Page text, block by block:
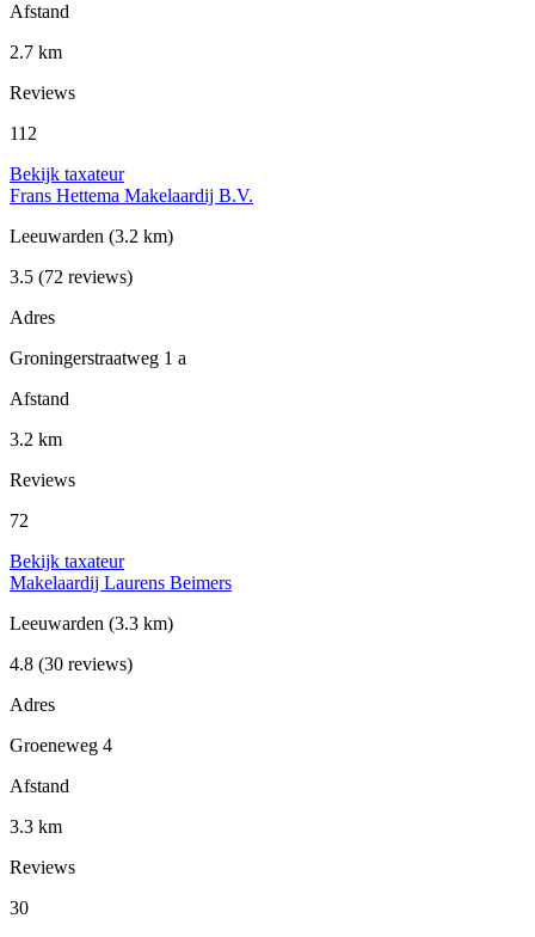
Afstand
2.7 km
Reviews
112
Bekijk taxateur
Frans Hettema Makelaardij B.V.
Leeuwarden (3.2 km)
3.5 (72 reviews)
Adres
Groningerstraatweg 1 a
Afstand
3.2 km
Reviews
72
Bekijk taxateur
Makelaardij Laurens Beimers
Leeuwarden (3.3 km)
4.8 (30 reviews)
Adres
Groeneweg 4
Afstand
3.3 km
Reviews
30